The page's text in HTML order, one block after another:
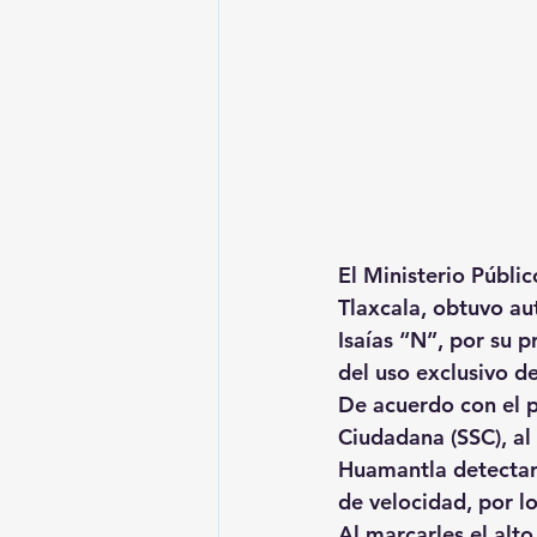
El Ministerio
Tlaxcala, obtuvo
Isaías “N”, por su
del uso exclusivo
De acuerdo con el
Ciudadana (SSC),
Huamantla
de velocidad, por